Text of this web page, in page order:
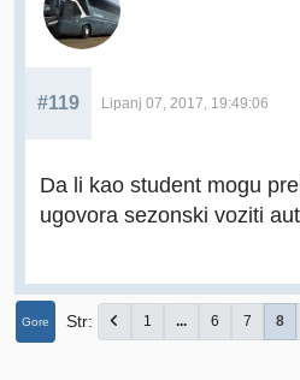
#119 Lipanj 07, 2017, 19:49:06
Da li kao student mogu
ugovora sezonski voziti
Gore Str 1 ... 6 7 8